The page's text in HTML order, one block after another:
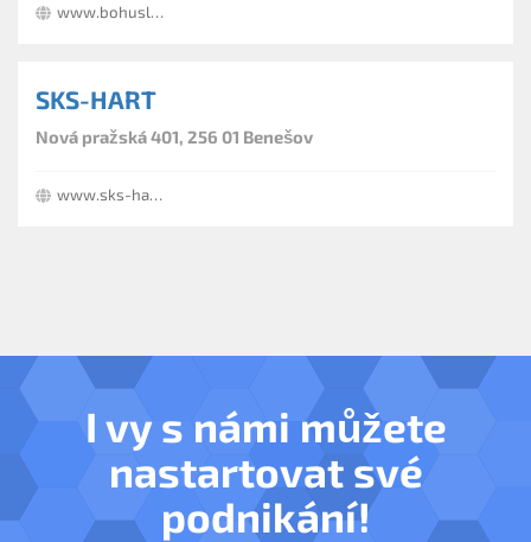
www.bohuslavprachar.cz
SKS-HART
Nová pražská 401, 256 01 Benešov
www.sks-hart.cz
I vy s námi můžete
nastartovat své
podnikání!